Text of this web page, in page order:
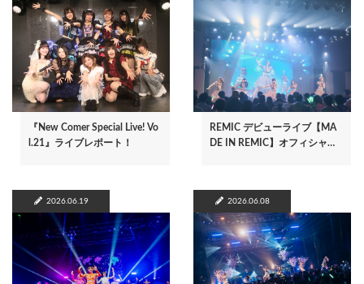
『New Comer Special Live! Vo
l.21』ライブレポート！
REMIC デビューライブ【MA
DE IN REMIC】オフィシャ…
2026.06.19 2026.06.08